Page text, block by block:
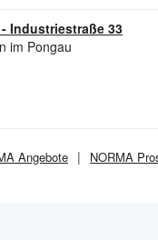
- Industriestraße 33
im Pongau
Angebote NORMA